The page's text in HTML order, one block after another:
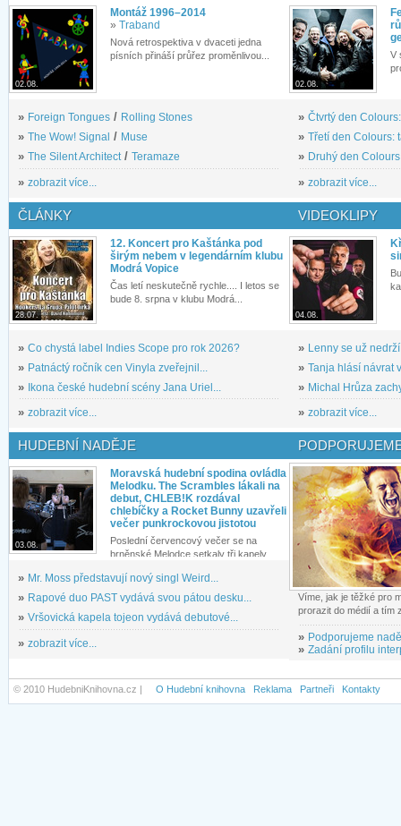
02.08.
Montáž 1996–2014
» Traband
Nová retrospektiva v dvaceti jedna
písních přináší průřez proměnlivou...
» Foreign Tongues / Rolling Stones
» The Wow! Signal / Muse
» The Silent Architect/ Teramaze
» zobrazit více...
02.08.
V
» Čtvrtý den
» Třetí den Colours:
» Druhý den
» zobrazit více...
ČLÁNKY
28.07.
12. Koncert pro Kaštánka pod
širým nebem v legendárním klubu
Modrá Vopice
Čas letí neskutečně rychle.... I letos se
bude 8. srpna v klubu Modrá...
» Co chystá label Indies Scope pro rok 2026?
» Patnáctý ročník cen Vinyla zveřejnil...
» Ikona české hudební scény Jana Uriel...
» zobrazit více...
VIDEOKLIPY
04.08.
» Lenny se už
» Tanja hlásí návrat
» Michal Hrůza
» zobrazit více...
HUDEBNÍ NADĚJE
03.08.
Moravská hudební spodina ovládla
Melodku. The Scrambles lákali na
debut, CHLEB!K rozdával
chlebíčky a Rocket Bunny uzavřeli
večer punkrockovou jistotou
Poslední červencový večer se na
brněnské Melodce setkaly tři kapely...
» Mr. Moss představují nový singl Weird...
» Rapové duo PAST vydává svou pátou desku...
» Vršovická kapela tojeon vydává debutové...
» zobrazit více...
Víme, jak je těžké pro
prorazit do médií a tím
» Podporujeme
» Zadání profilu
© 2010 HudebniKnihovna.cz | O Hudební knihovna Reklama Partneři Kontakty